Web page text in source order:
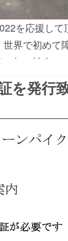
を応援して
界で初めて
無い社会」
ーで支えて
坂はワクワ
山、その後
「笑顔」「
ドプロジェ
申し上げま
を発行